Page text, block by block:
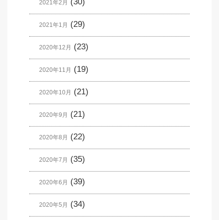
2021年2月
2021年1月 (29)
2020年12月 (23)
2020年11月 (19)
2020年10月 (21)
2020年9月 (21)
2020年8月 (22)
2020年7月 (35)
2020年6月 (39)
2020年5月 (34)